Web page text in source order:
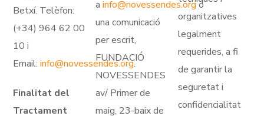
Betxí. Telèfon:
(+34) 964 62 00
10 i
Email:info@novessendes.org.
Finalitat del
Tractament
ainfo@novessendes.orgo
una comunicació
per escrit,
FUNDACIÓ
NOVESSENDES
av/ Primer de
maig, 23-baix de
organitzatives
legalment
requerides, a fi
de garantir la
seguretat i
confidencialitat